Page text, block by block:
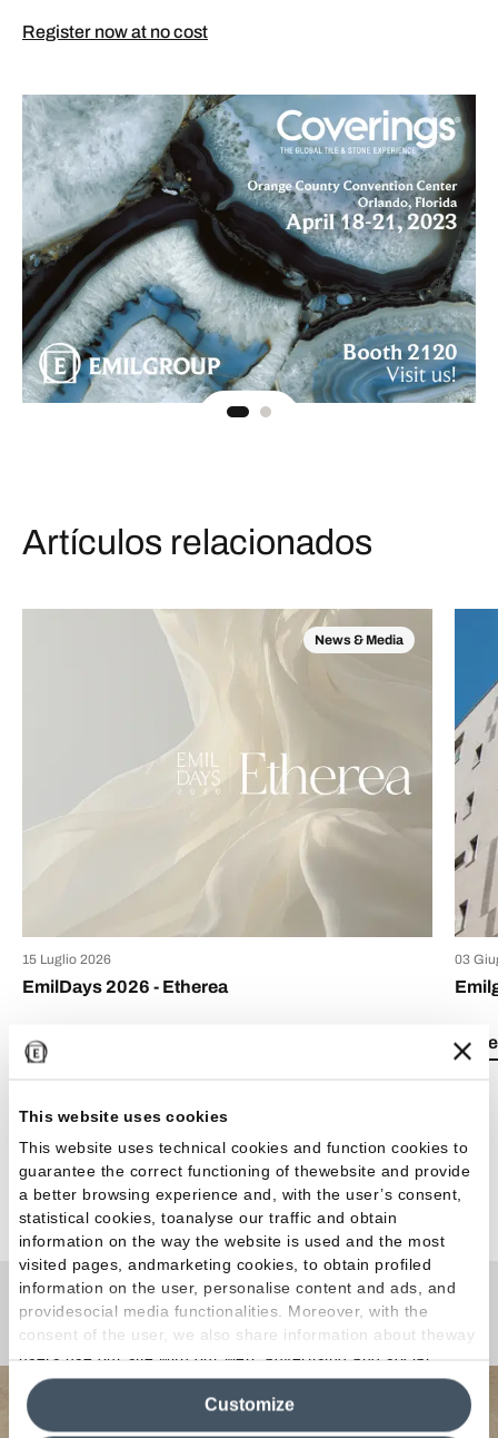
This website uses cookies
This website uses technical cookies and function cookies to
guarantee the correct functioning of thewebsite and provide
a better browsing experience and, with the user’s consent,
statistical cookies, toanalyse our traffic and obtain
information on the way the website is used and the most
visited pages, andmarketing cookies, to obtain profiled
information on the user, personalise content and ads, and
providesocial media functionalities. Moreover, with the
consent of the user, we also share information about theway
users use our site with our web, advertising and social
media analytics partners, who may combine itwith other
information in their possession. By closing this banner,
clicking on "Reject", it will be possible tocontinue browsing
Customize
Register now at no cost
Artículos relacionados
News & Media
15 Luglio 2026
EmilDays 2026 - Etherea
Lea el artículo
03
Lea
Ver todos los artículos
¿Curiosidades o Preguntas?